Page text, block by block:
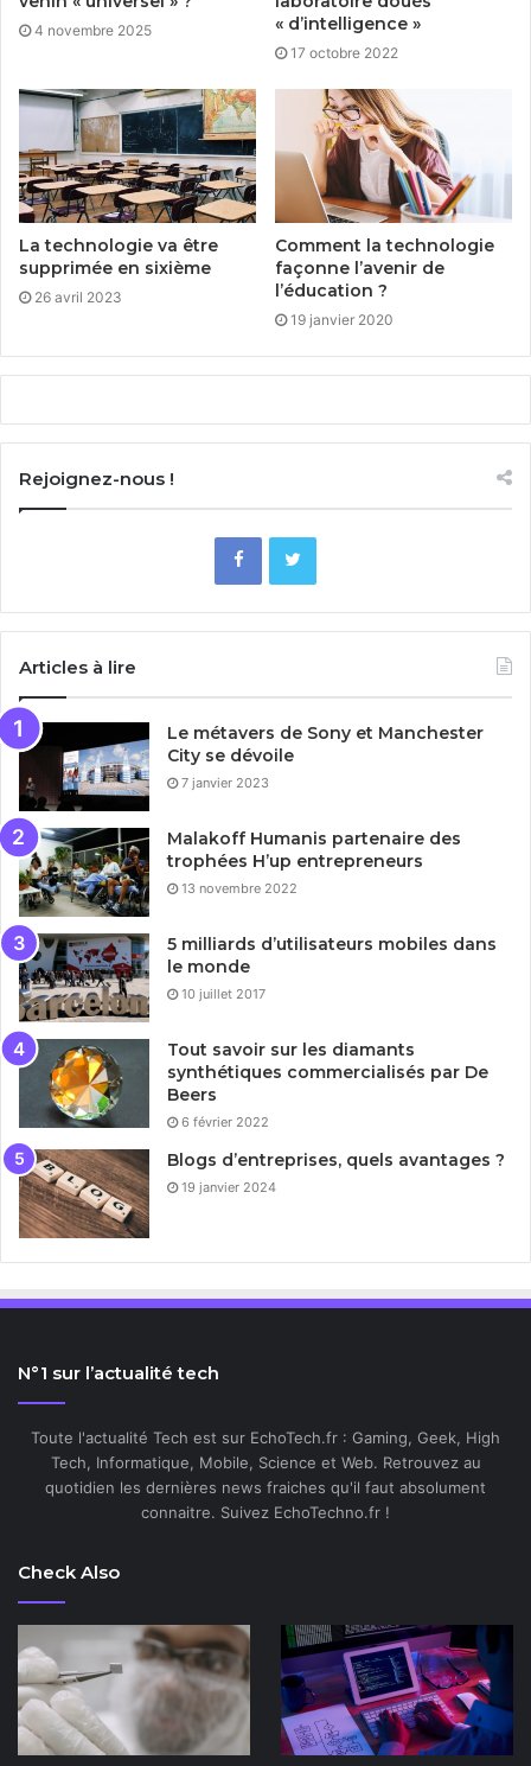
4 novembre 2025
« d’intelligence »
17 octobre 2022
La technologie va être
supprimée en sixième
26 avril 2023
Comment la technologie
façonne l’avenir de
l’éducation ?
19 janvier 2020
Rejoignez-nous !
Articles à lire
Le métavers de Sony et Manchester
City se dévoile
7 janvier 2023
Malakoff Humanis partenaire des
trophées H’up entrepreneurs
13 novembre 2022
5 milliards d’utilisateurs mobiles dans
le monde
10 juillet 2017
Tout savoir sur les diamants
synthétiques commercialisés par De
Beers
6 février 2022
Blogs d’entreprises, quels avantages ?
19 janvier 2024
N°1 sur l’actualité tech
Toute l'actualité Tech est sur EchoTech.fr : Gaming, Geek, High
Tech, Informatique, Mobile, Science et Web. Retrouvez au
quotidien les dernières news fraiches qu'il faut absolument
connaitre. Suivez EchoTechno.fr !
Check Also